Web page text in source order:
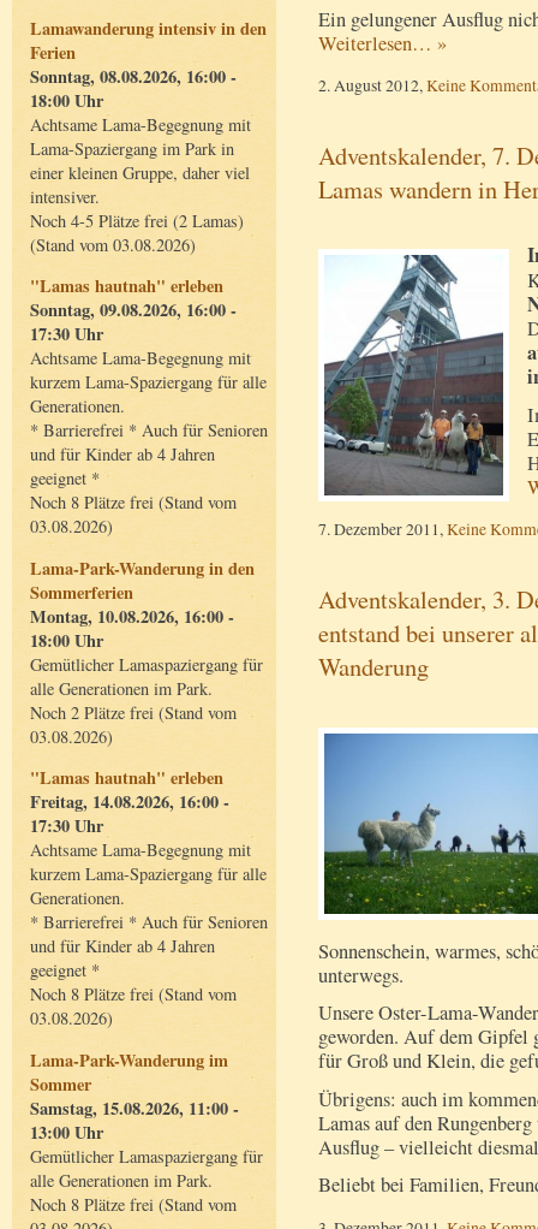
Lamawanderung intensiv in den
Ferien
Sonntag, 08.08.2026, 16:00 -
18:00 Uhr
Achtsame Lama-Begegnung mit
Lama-Spaziergang im Park in
einer kleinen Gruppe, daher viel
intensiver.
Noch 4-5 Plätze frei (2 Lamas)
(Stand vom 03.08.2026)
"Lamas hautnah" erleben
Sonntag, 09.08.2026, 16:00 -
17:30 Uhr
Achtsame Lama-Begegnung mit
kurzem Lama-Spaziergang für alle
Generationen.
* Barrierefrei * Auch für Senioren
und für Kinder ab 4 Jahren
geeignet *
Noch 8 Plätze frei (Stand vom
03.08.2026)
Lama-Park-Wanderung in den
Sommerferien
Montag, 10.08.2026, 16:00 -
18:00 Uhr
Gemütlicher Lamaspaziergang für
alle Generationen im Park.
Noch 2 Plätze frei (Stand vom
03.08.2026)
"Lamas hautnah" erleben
Freitag, 14.08.2026, 16:00 -
17:30 Uhr
Achtsame Lama-Begegnung mit
kurzem Lama-Spaziergang für alle
Generationen.
* Barrierefrei * Auch für Senioren
und für Kinder ab 4 Jahren
geeignet *
Noch 8 Plätze frei (Stand vom
03.08.2026)
Lama-Park-Wanderung im
Sommer
Samstag, 15.08.2026, 11:00 -
13:00 Uhr
Gemütlicher Lamaspaziergang für
alle Generationen im Park.
Noch 8 Plätze frei (Stand vom
Ein gelungener Ausflug
Weiterlesen… »
2. August 2012,Keine
Adventskalender, 7.
Lamas wandern in
7. Dezember 2011,Keine
Adventskalender, 3.
entstand bei unserer
Wanderung
Sonnenschein, warmes,
unterwegs.
Unsere Oster-Lama-
geworden. Auf dem Gipfel
für Groß und Klein, die
Übrigens: auch im
Lamas auf den
Ausflug – vielleicht
Beliebt bei Familien,